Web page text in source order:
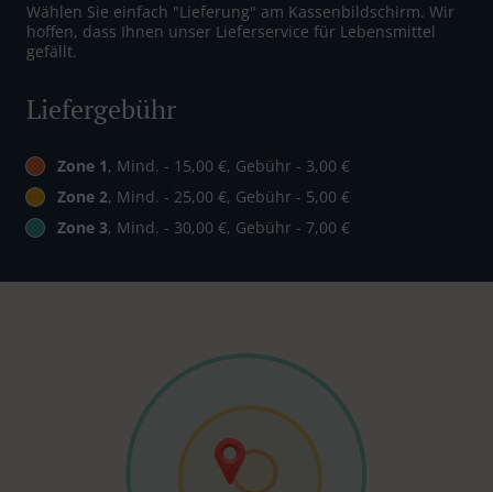
Wählen Sie einfach "Lieferung" am Kassenbildschirm. Wir
hoffen, dass Ihnen unser Lieferservice für Lebensmittel
gefällt.
Liefergebühr
Zone 1, Mind. - 15,00 €, Gebühr - 3,00 €
Zone 2, Mind. - 25,00 €, Gebühr - 5,00 €
Zone 3, Mind. - 30,00 €, Gebühr - 7,00 €